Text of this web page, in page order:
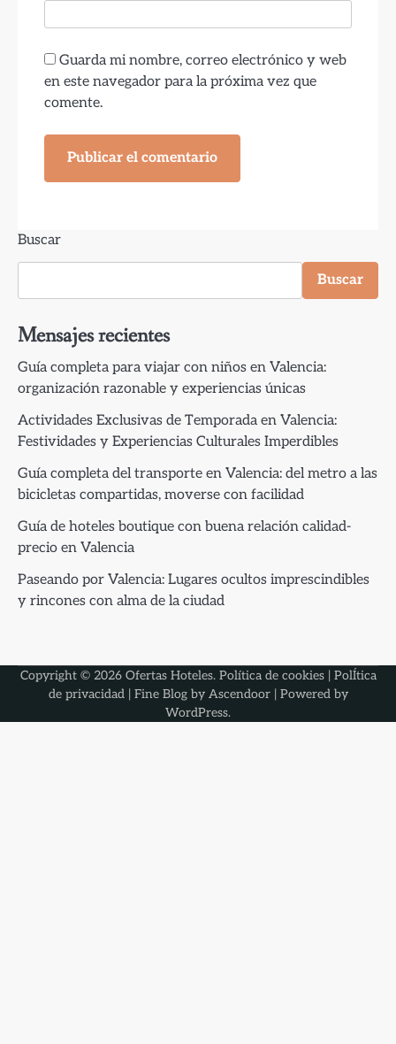
Guarda mi nombre, correo electrónico y web
en este navegador para la próxima vez que
comente.
Buscar
Buscar
Mensajes recientes
Guía completa para viajar con niños en Valencia:
organización razonable y experiencias únicas
Actividades Exclusivas de Temporada en Valencia:
Festividades y Experiencias Culturales Imperdibles
Guía completa del transporte en Valencia: del metro a las
bicicletas compartidas, moverse con facilidad
Guía de hoteles boutique con buena relación calidad-
precio en Valencia
Paseando por Valencia: Lugares ocultos imprescindibles
y rincones con alma de la ciudad
Copyright © 2026 Ofertas Hoteles. Política de cookies| PolÍtica
de privacidad| Fine Blog by Ascendoor| Powered by
WordPress.